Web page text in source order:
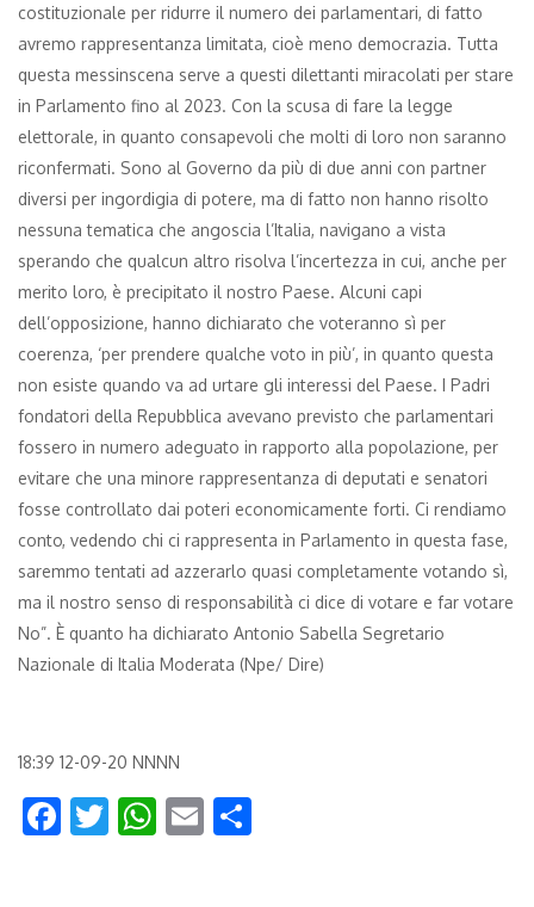
costituzionale per ridurre il numero dei parlamentari, di fatto
avremo rappresentanza limitata, cioè meno democrazia. Tutta
questa messinscena serve a questi dilettanti miracolati per stare
in Parlamento fino al 2023. Con la scusa di fare la legge
elettorale, in quanto consapevoli che molti di loro non saranno
riconfermati. Sono al Governo da più di due anni con partner
diversi per ingordigia di potere, ma di fatto non hanno risolto
nessuna tematica che angoscia l’Italia, navigano a vista
sperando che qualcun altro risolva l’incertezza in cui, anche per
merito loro, è precipitato il nostro Paese. Alcuni capi
dell’opposizione, hanno dichiarato che voteranno sì per
coerenza, ‘per prendere qualche voto in più’, in quanto questa
non esiste quando va ad urtare gli interessi del Paese. I Padri
fondatori della Repubblica avevano previsto che parlamentari
fossero in numero adeguato in rapporto alla popolazione, per
evitare che una minore rappresentanza di deputati e senatori
fosse controllato dai poteri economicamente forti. Ci rendiamo
conto, vedendo chi ci rappresenta in Parlamento in questa fase,
saremmo tentati ad azzerarlo quasi completamente votando sì,
ma il nostro senso di responsabilità ci dice di votare e far votare
No”. È quanto ha dichiarato Antonio Sabella Segretario
Nazionale di Italia Moderata (Npe/ Dire)
18:39 12-09-20 NNNN
Facebook
Twitter
WhatsApp
Email